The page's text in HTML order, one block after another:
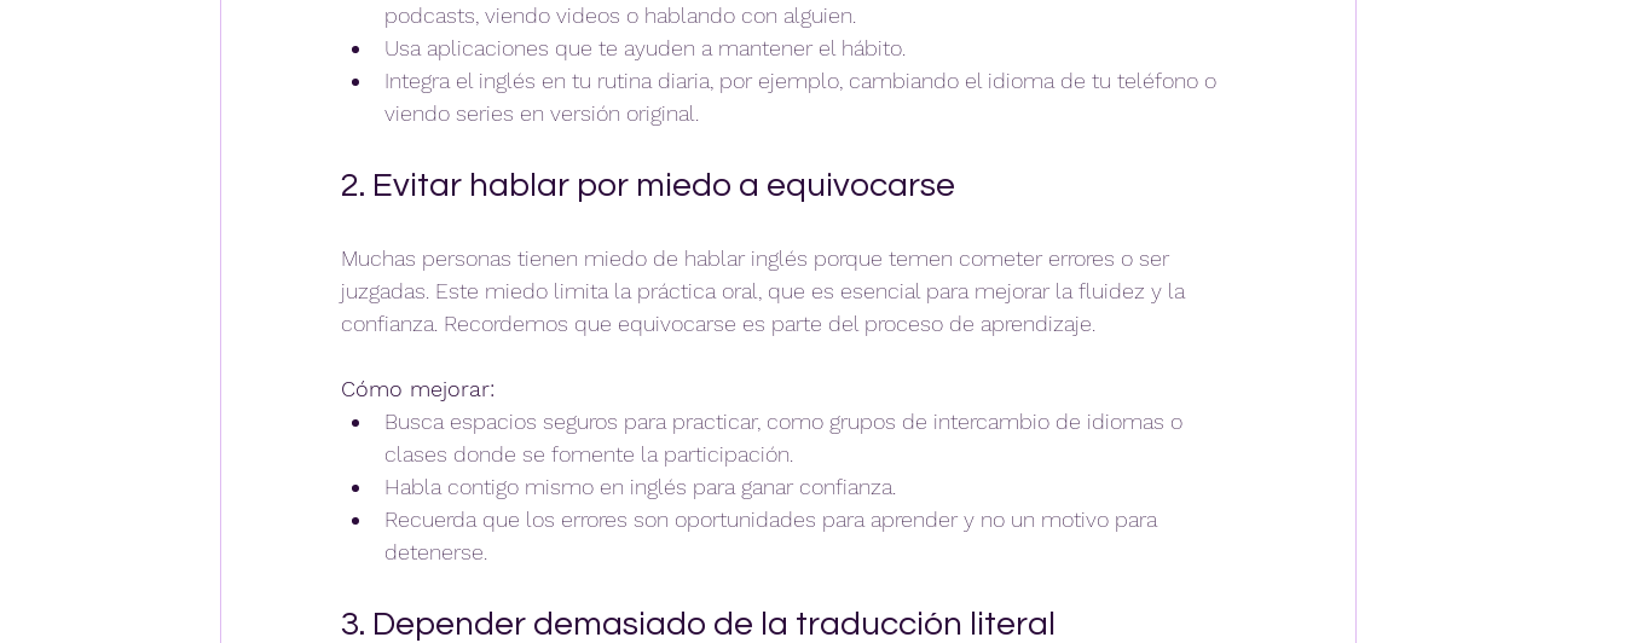
podcasts, viendo videos o hablando con alguien.
Usa aplicaciones que te ayuden a mantener el hábito.
Integra el inglés en tu rutina diaria, por ejemplo, cambiando el idioma de tu teléfono o
viendo series en versión original.
2. Evitar hablar por miedo a equivocarse
Muchas personas tienen miedo de hablar inglés porque temen cometer errores o ser
juzgadas. Este miedo limita la práctica oral, que es esencial para mejorar la fluidez y la
confianza. Recordemos que equivocarse es parte del proceso de aprendizaje.
Cómo mejorar:
Busca espacios seguros para practicar, como grupos de intercambio de idiomas o
clases donde se fomente la participación.
Habla contigo mismo en inglés para ganar confianza.
Recuerda que los errores son oportunidades para aprender y no un motivo para
detenerse.
3. Depender demasiado de la traducción literal